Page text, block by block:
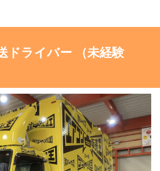
ドライバー （未経験